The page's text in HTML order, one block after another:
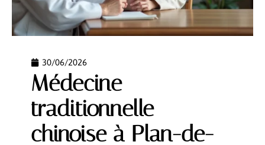
30/06/2026
Médecine
traditionnelle
chinoise à Plan-de-